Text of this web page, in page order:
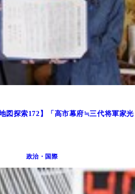
図探索172】「高市幕府≒三代将軍家光
政治・国際